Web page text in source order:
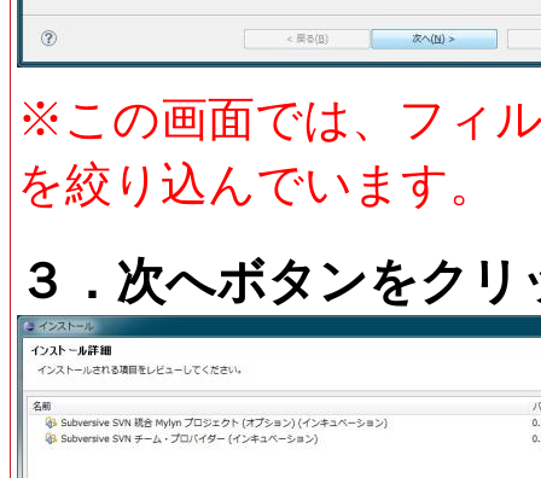
※この画面では、フィ
を絞り込んでいます。
３．次へボタンをク